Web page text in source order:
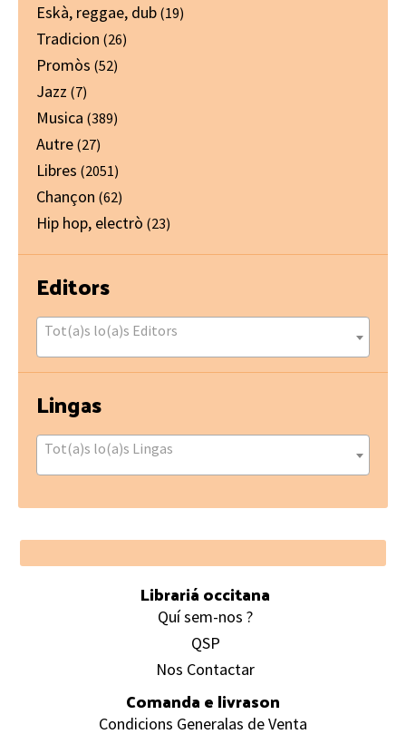
Eskà, reggae, dub (19)
Tradicion (26)
Promòs (52)
Jazz (7)
Musica (389)
Autre (27)
Libres (2051)
Chançon (62)
Hip hop, electrò (23)
Editors
Tot(a)s lo(a)s Editors
Lingas
Tot(a)s lo(a)s Lingas
Footer
Librariá occitana
Quí sem-nos ?
QSP
Nos Contactar
Comanda e livrason
Condicions Generalas de Venta